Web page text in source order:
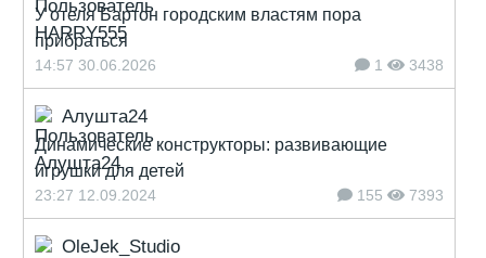
У отеля Бартон городским властям пора
прибраться
14:57 30.06.2026 1 3438
Алушта24
Динамические конструкторы: развивающие
игрушки для детей
23:27 12.09.2024 155 7393
OleJek_Studio